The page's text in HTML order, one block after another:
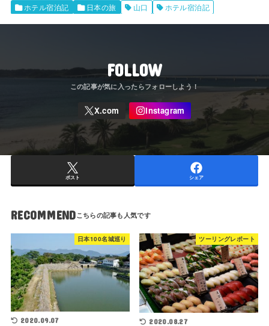
ホテル宿泊記 日本の旅 山口 ホテル宿泊記
FOLLOW
ポスト シェア
RECOMMEND
日本100名城巡り
2020.09.07
ツーリングレポート
2020.08.27